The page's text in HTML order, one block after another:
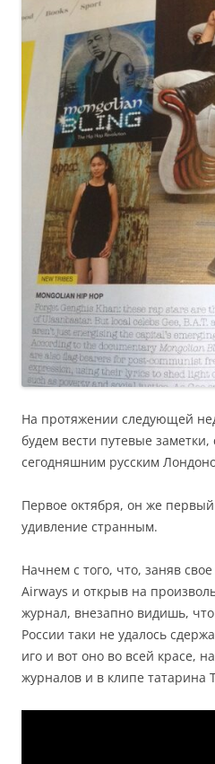
На протяжении следующей
будем вести путевые
сегодняшним русским
Первое октября, он же
удивление странным.
Начнем с того, что, заняв
Airways и открыв на
журнал, внезапно видишь,
России таки не удалось
иго и вот оно во всей красе,
журналов и в клипе татарина